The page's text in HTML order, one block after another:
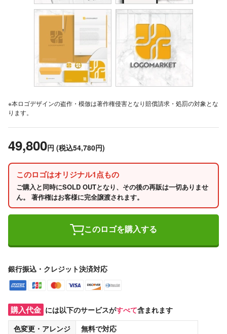
※本ロゴデザインの盗作・模倣は著作権侵害となり賠償請求・処罰の対象とな
ります。
49,800円 (税込54,780円)
このロゴはオリジナル1点もの
ご購入と同時にSOLD OUTとなり、その後の再販は一切ありませ
ん。 著作権はお客様に完全譲渡されます。
このロゴを購入する
銀行振込・クレジット決済対応
購入代金 には以下のサービスがすべて含まれます
色変更・アレンジ
無料で対応